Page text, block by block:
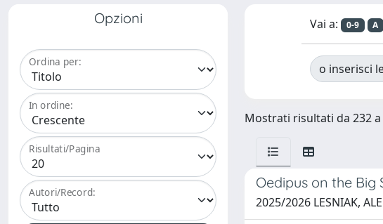
Opzioni
Ordina per:
In ordine:
Risultati/Pagina
Autori/Record:
Vai a: 0-9 A
o inserisci
Mostrati risultati da 232 a
Oedipus on the Big
2025/2026 LESNIAK,